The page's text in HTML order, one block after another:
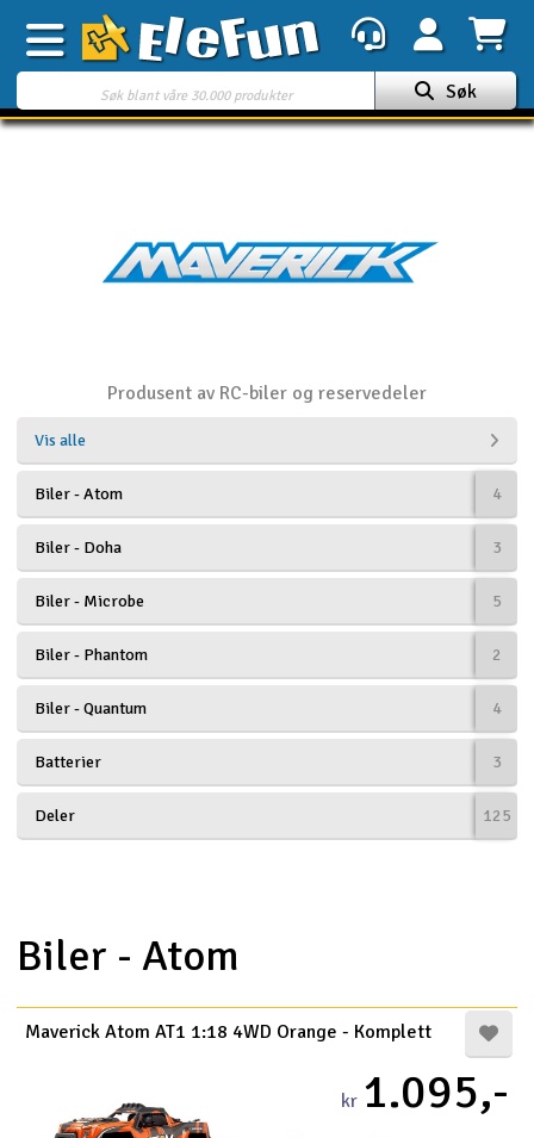
Mine favoritter
Gavekort
Batteri & ladere
Bilbane
Biler
Båter
Droner for FPV
Fly
Modellbygging, LEGO & byggesett
Outlet
Søk
Produsent av RC-biler og reservedeler
Vis alle
Biler - Atom 4
Biler - Doha 3
Biler - Microbe 5
Biler - Phantom 2
Biler - Quantum 4
Batterier 3
Deler 125
Biler - Atom
Maverick Atom AT1 1:18 4WD Orange - Komplett
kr 1.095,-